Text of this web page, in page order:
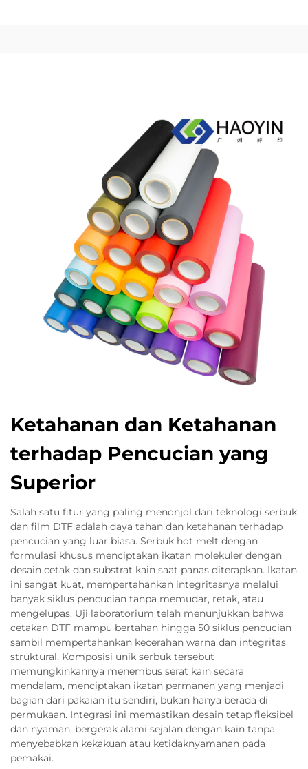
Ketahanan dan Ketahanan
terhadap Pencucian yang
Superior
Salah satu fitur yang paling menonjol dari teknologi serbuk
dan film DTF adalah daya tahan dan ketahanan terhadap
pencucian yang luar biasa. Serbuk hot melt dengan
formulasi khusus menciptakan ikatan molekuler dengan
desain cetak dan substrat kain saat panas diterapkan. Ikatan
ini sangat kuat, mempertahankan integritasnya melalui
banyak siklus pencucian tanpa memudar, retak, atau
mengelupas. Uji laboratorium telah menunjukkan bahwa
cetakan DTF mampu bertahan hingga 50 siklus pencucian
sambil mempertahankan kecerahan warna dan integritas
struktural. Komposisi unik serbuk tersebut
memungkinkannya menembus serat kain secara
mendalam, menciptakan ikatan permanen yang menjadi
bagian dari pakaian itu sendiri, bukan hanya berada di
permukaan. Integrasi ini memastikan desain tetap fleksibel
dan nyaman, bergerak alami sejalan dengan kain tanpa
menyebabkan kekakuan atau ketidaknyamanan pada
pemakai.